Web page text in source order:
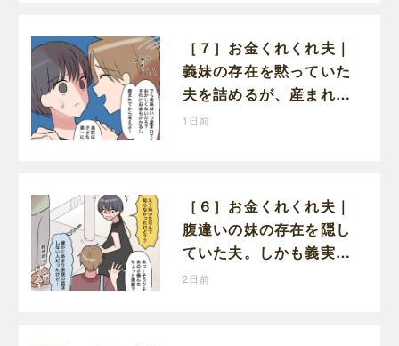
［７］お金くれくれ夫｜
義妹の存在を黙っていた
夫を詰めるが、産まれる
子どものことを第一に考
1日前
［６］お金くれくれ夫｜
腹違いの妹の存在を隠し
ていた夫。しかも義実家
で一緒に暮らすことにな
2日前